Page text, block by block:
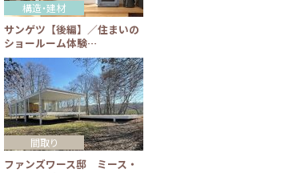
サンゲツ【後編】／住まいの
ショールーム体験…
構造・建材
ファンズワース邸 ミース・
間取り